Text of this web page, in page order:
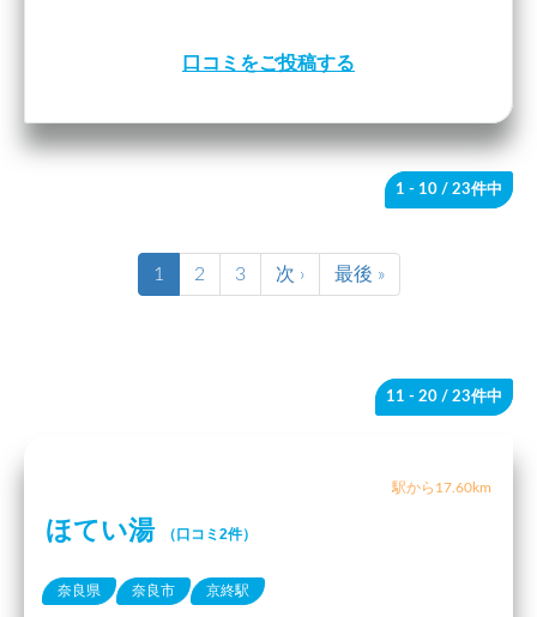
口コミをご投稿する
1 - 10 / 23件中
1 2 3 次 › 最後 »
11 - 20 / 23件中
駅から17.60km
ほてい湯 （口コミ2件）
奈良県 奈良市 京終駅